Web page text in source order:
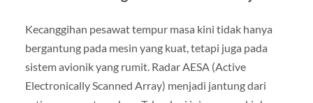
Kecanggihan pesawat tempur masa kini tidak hanya
bergantung pada mesin yang kuat, tetapi juga pada
sistem avionik yang rumit. Radar AESA (Active
Electronically Scanned Array) menjadi jantung dari